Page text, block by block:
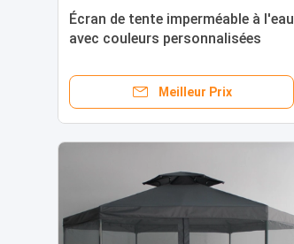
Écran de tente imperméable à l'eau
avec couleurs personnalisées
Meilleur Prix